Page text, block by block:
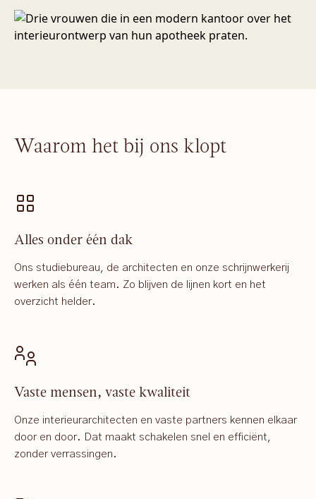
Waarom het bij ons klopt
Alles onder één dak
Ons studiebureau, de architecten en onze schrijnwerkerij
werken als één team. Zo blijven de lijnen kort en het
overzicht helder.
Vaste mensen, vaste kwaliteit
Onze interieurarchitecten en vaste partners kennen elkaar
door en door. Dat maakt schakelen snel en efficiënt,
zonder verrassingen.